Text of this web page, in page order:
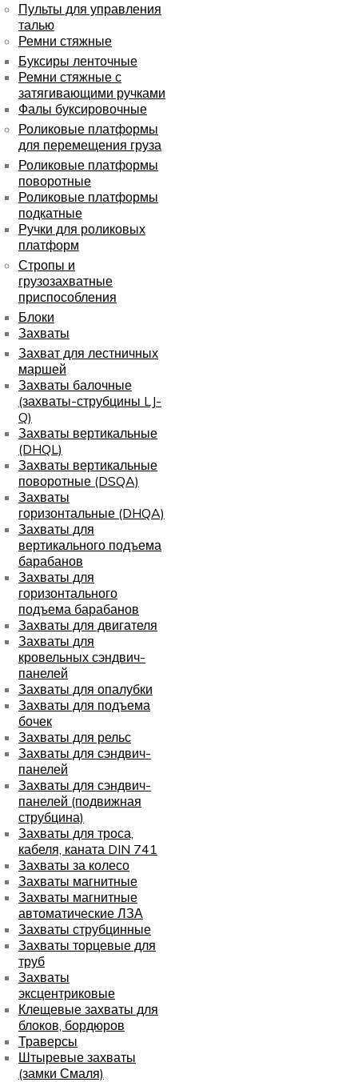
Пульты для управления
талью
Ремни стяжные
Буксиры ленточные
Ремни стяжные с
затягивающими ручками
Фалы буксировочные
Роликовые платформы
для перемещения груза
Роликовые платформы
поворотные
Роликовые платформы
подкатные
Ручки для роликовых
платформ
Стропы и
грузозахватные
приспособления
Блоки
Захваты
Захват для лестничных
маршей
Захваты балочные
(захваты-струбцины LJ-
Q)
Захваты вертикальные
(DHQL)
Захваты вертикальные
поворотные (DSQA)
Захваты
горизонтальные (DHQA)
Захваты для
вертикального подъема
барабанов
Захваты для
горизонтального
подъема барабанов
Захваты для двигателя
Захваты для
кровельных сэндвич-
панелей
Захваты для опалубки
Захваты для подъема
бочек
Захваты для рельс
Захваты для сэндвич-
панелей
Захваты для сэндвич-
панелей (подвижная
струбцина)
Захваты для троса,
кабеля, каната DIN 741
Захваты за колесо
Захваты магнитные
Захваты магнитные
автоматические ЛЗА
Захваты струбцинные
Захваты торцевые для
труб
Захваты
эксцентриковые
Клещевые захваты для
блоков, бордюров
Траверсы
Штыревые захваты
(замки Смаля)